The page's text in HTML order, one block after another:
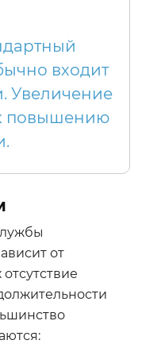
входит
Увеличение
повышению
от